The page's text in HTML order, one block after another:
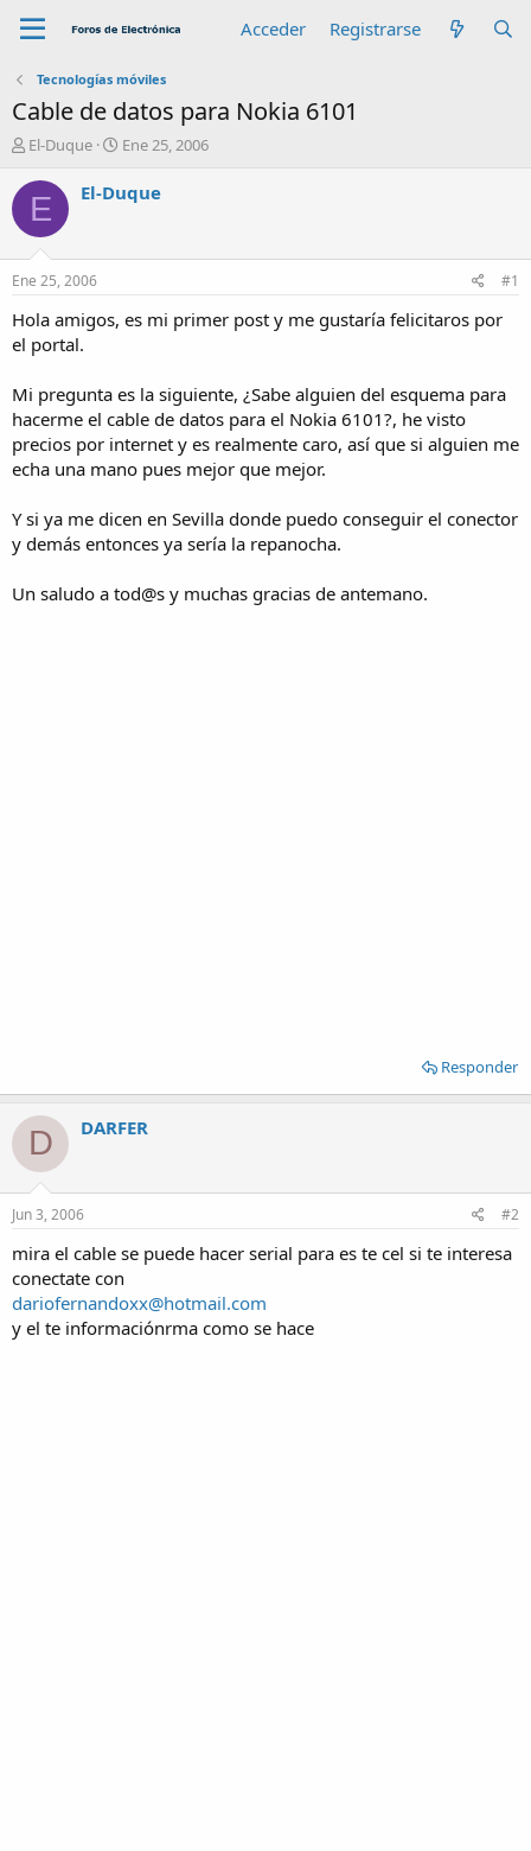
Acceder Registrarse
Tecnologías móviles
Cable de datos para Nokia 6101
A
t
o
r
El-Duque
F
c
n
o
Ene 25, 2006
E El-Duque
Ene 25, 2006 #1
Hola amigos, es mi primer post y me gustaría felicitaros por
el portal.
Mi pregunta es la siguiente, ¿Sabe alguien del esquema para
hacerme el cable de datos para el Nokia 6101?, he visto
precios por internet y es realmente caro, así que si alguien me
echa una mano pues mejor que mejor.
Y si ya me dicen en Sevilla donde puedo conseguir el conector
y demás entonces ya sería la repanocha.
Un saludo a tod@s y muchas gracias de antemano.
Responder
D DARFER
Jun 3, 2006 #2
mira el cable se puede hacer serial para es te cel si te interesa
conectate con
dariofernandoxx@hotmail.com
y el te informaciónrma como se hace